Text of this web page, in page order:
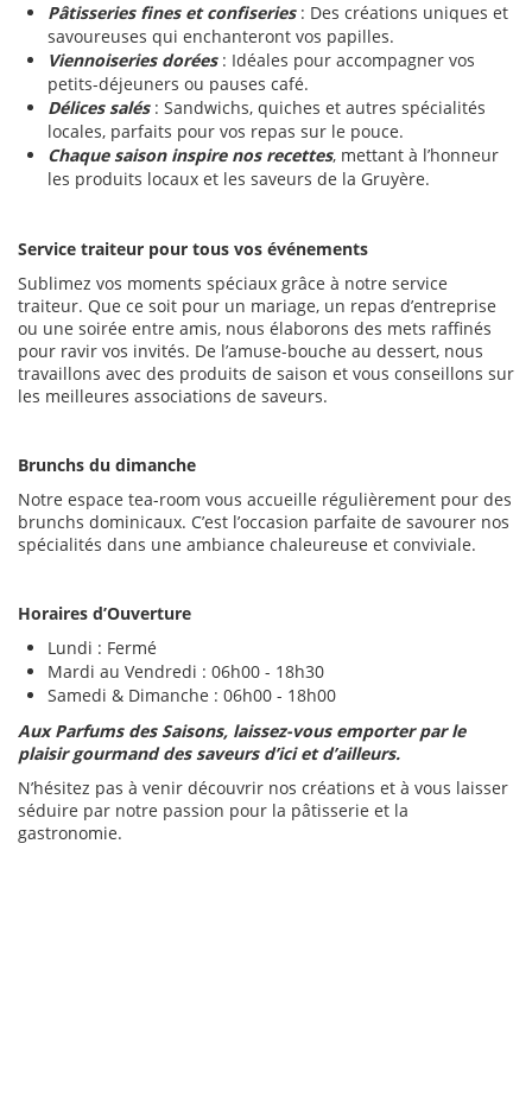
Pâtisseries fines et confiseries: Des créations uniques et
savoureuses qui enchanteront vos papilles.
Viennoiseries dorées: Idéales pour accompagner vos
petits-déjeuners ou pauses café.
Délices salés: Sandwichs, quiches et autres spécialités
locales, parfaits pour vos repas sur le pouce.
Chaque saison inspire nos recettes, mettant à l’honneur
les produits locaux et les saveurs de la Gruyère.
Service traiteur pour tous vos événements
Sublimez vos moments spéciaux grâce à notre service
traiteur. Que ce soit pour un mariage, un repas d’entreprise
ou une soirée entre amis, nous élaborons des mets raffinés
pour ravir vos invités. De l’amuse-bouche au dessert, nous
travaillons avec des produits de saison et vous conseillons sur
les meilleures associations de saveurs.
Brunchs du dimanche
Notre espace tea-room vous accueille régulièrement pour des
brunchs dominicaux. C’est l’occasion parfaite de savourer nos
spécialités dans une ambiance chaleureuse et conviviale.
Horaires d’Ouverture
Lundi : Fermé
Mardi au Vendredi : 06h00 - 18h30
Samedi & Dimanche : 06h00 - 18h00
Aux Parfums des Saisons, laissez-vous emporter par le
plaisir gourmand des saveurs d’ici et d’ailleurs.
N’hésitez pas à venir découvrir nos créations et à vous laisser
séduire par notre passion pour la pâtisserie et la
gastronomie.